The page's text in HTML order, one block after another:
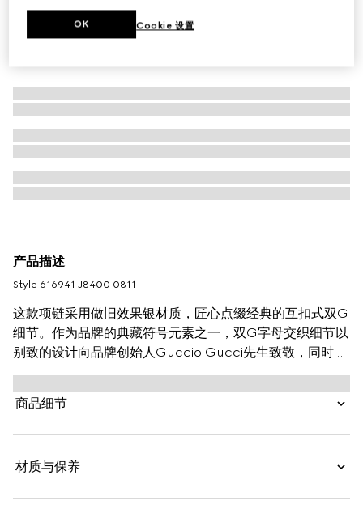
产品描述
Style ‎616941 J8400 0811
这款项链采用做旧效果银材质，匠心点缀经典的互扣式双G
细节。作为品牌的典藏符号元素之一，双G字母交织细节以
别致的设计向品牌创始人Guccio Gucci先生致敬，同时为
项链注入精致的品牌内涵。
商品细节
材质与保养
Cookie 设置
OK